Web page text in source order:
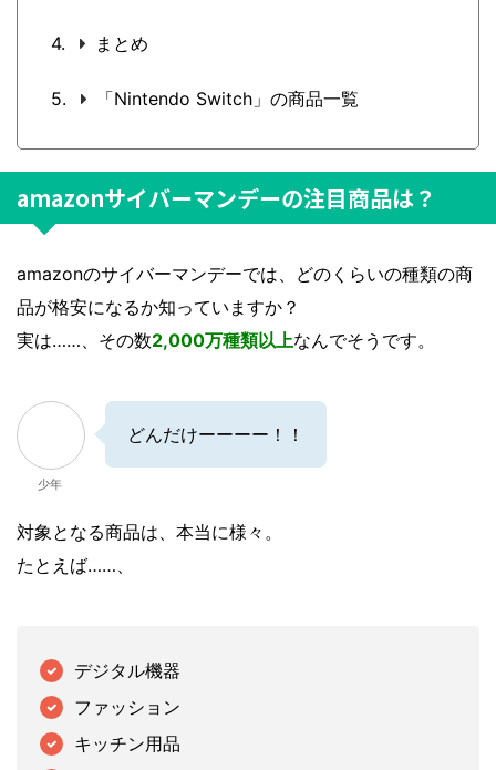
まとめ
「Nintendo Switch」の商品一覧
amazonサイバーマンデーの注目商品は？
amazonのサイバーマンデーでは、どのくらいの種類の商
品が格安になるか知っていますか？
実は……、その数2,000万種類以上なんでそうです。
少年
どんだけーーーー！！
対象となる商品は、本当に様々。
たとえば……、
デジタル機器
ファッション
キッチン用品